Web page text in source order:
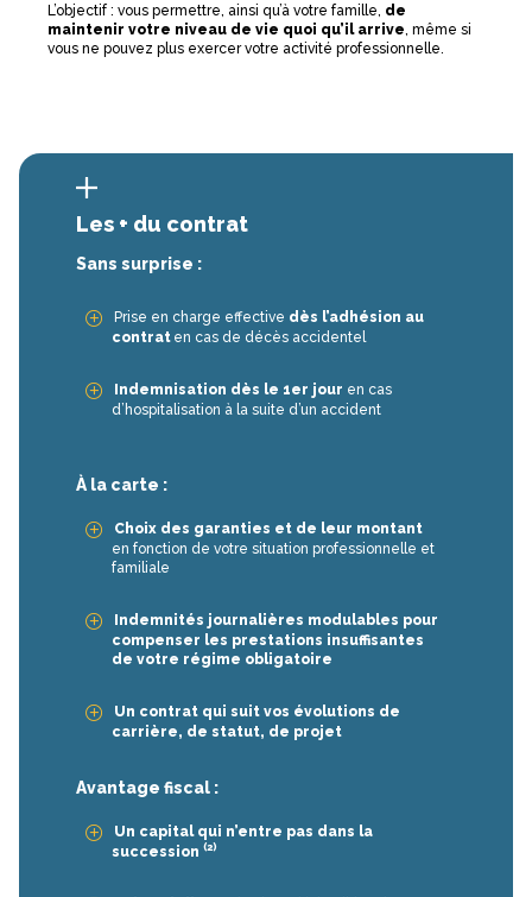
L’objectif : vous permettre, ainsi qu’à votre famille, de
maintenir votre niveau de vie quoi qu’il arrive , même si
vous ne pouvez plus exercer votre activité professionnelle.
Les + du contrat
Sans surprise :
Prise en charge effective dès l’adhésion au
contrat en cas de décès accidentel
Indemnisation dès le 1er jour en cas
d’hospitalisation à la suite d’un accident
À la carte :
Choix des garanties et de leur montant
en fonction de votre situation professionnelle et
familiale
Indemnités journalières modulables pour
compenser les prestations insuffisantes
de votre régime obligatoire
Un contrat qui suit vos évolutions de
carrière, de statut, de projet
Avantage fiscal :
Un capital qui n’entre pas dans la
succession (2)